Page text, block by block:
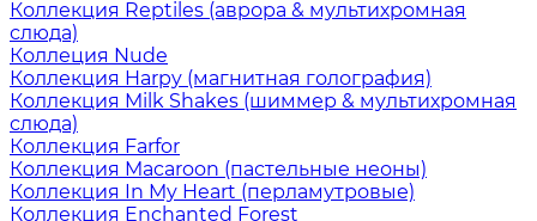
Коллекция Reptiles (аврора & мультихромная
слюда)
Коллеция Nude
Коллекция Harpy (магнитная голография)
Коллекция Milk Shakes (шиммер & мультихромная
слюда)
Коллекция Farfor
Коллекция Macaroon (пастельные неоны)
Коллекция In My Heart (перламутровые)
Коллекция Enchanted Forest